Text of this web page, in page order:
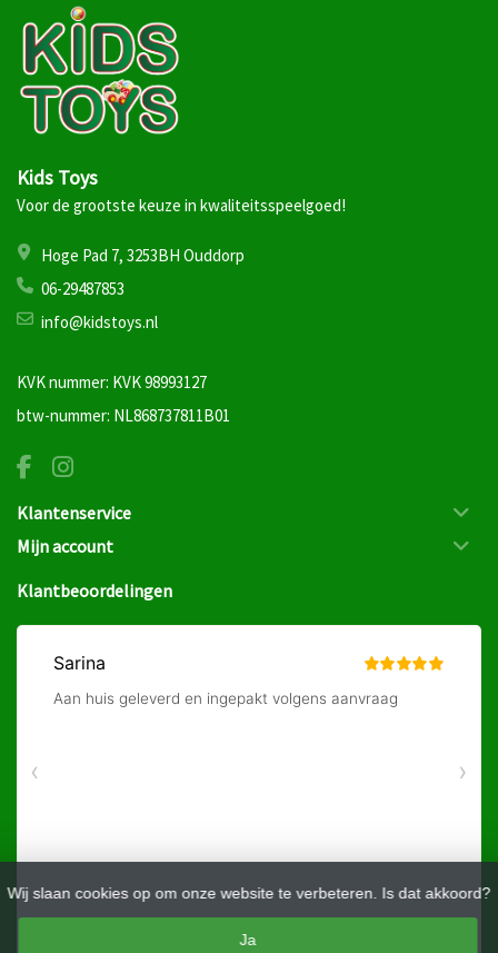
Wij slaan cookies op om onze website te verbeteren. Is dat akkoord?
Ja
Kids Toys
Voor de grootste keuze in kwaliteitsspeelgoed!
Hoge Pad 7, 3253BH Ouddorp
06-29487853
info@kidstoys.nl
KVK nummer: KVK 98993127
btw-nummer: NL868737811B01
Klantenservice
Mijn account
Klantbeoordelingen